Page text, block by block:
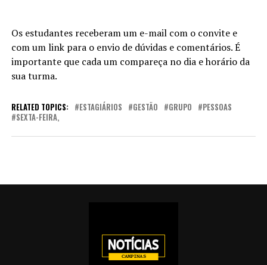
Os estudantes receberam um e-mail com o convite e
com um link para o envio de dúvidas e comentários. É
importante que cada um compareça no dia e horário da
sua turma.
RELATED TOPICS: ESTAGIÁRIOS GESTÃO GRUPO
PESSOAS
SEXTA-FEIRA,